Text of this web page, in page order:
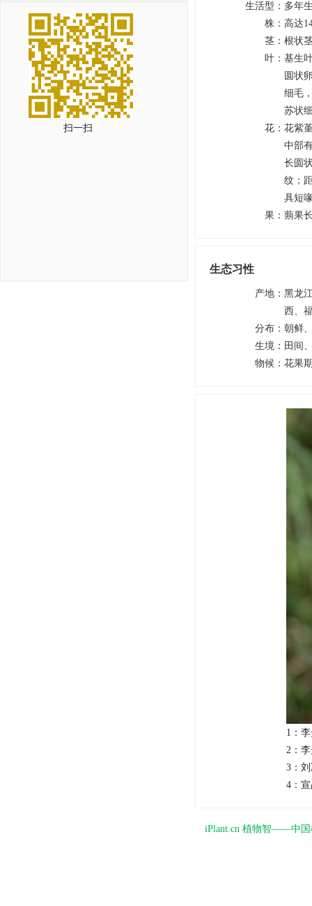
扫一扫
生活型 ： 多年
株 ： 高达
茎 ： 根状
叶 ： 基生
圆状
细毛
苏状
花 ： 花紫
中部
长圆
纹；
具短
果 ： 蒴果
生态习性
产地 ： 黑龙
西、
分布 ： 朝鲜
生境 ： 田间
物候 ： 花果
1：
2：
3：
4：
iPlant.cn 植物智——中国